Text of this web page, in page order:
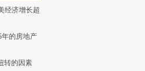
经济增长超
的房地产
转的因素